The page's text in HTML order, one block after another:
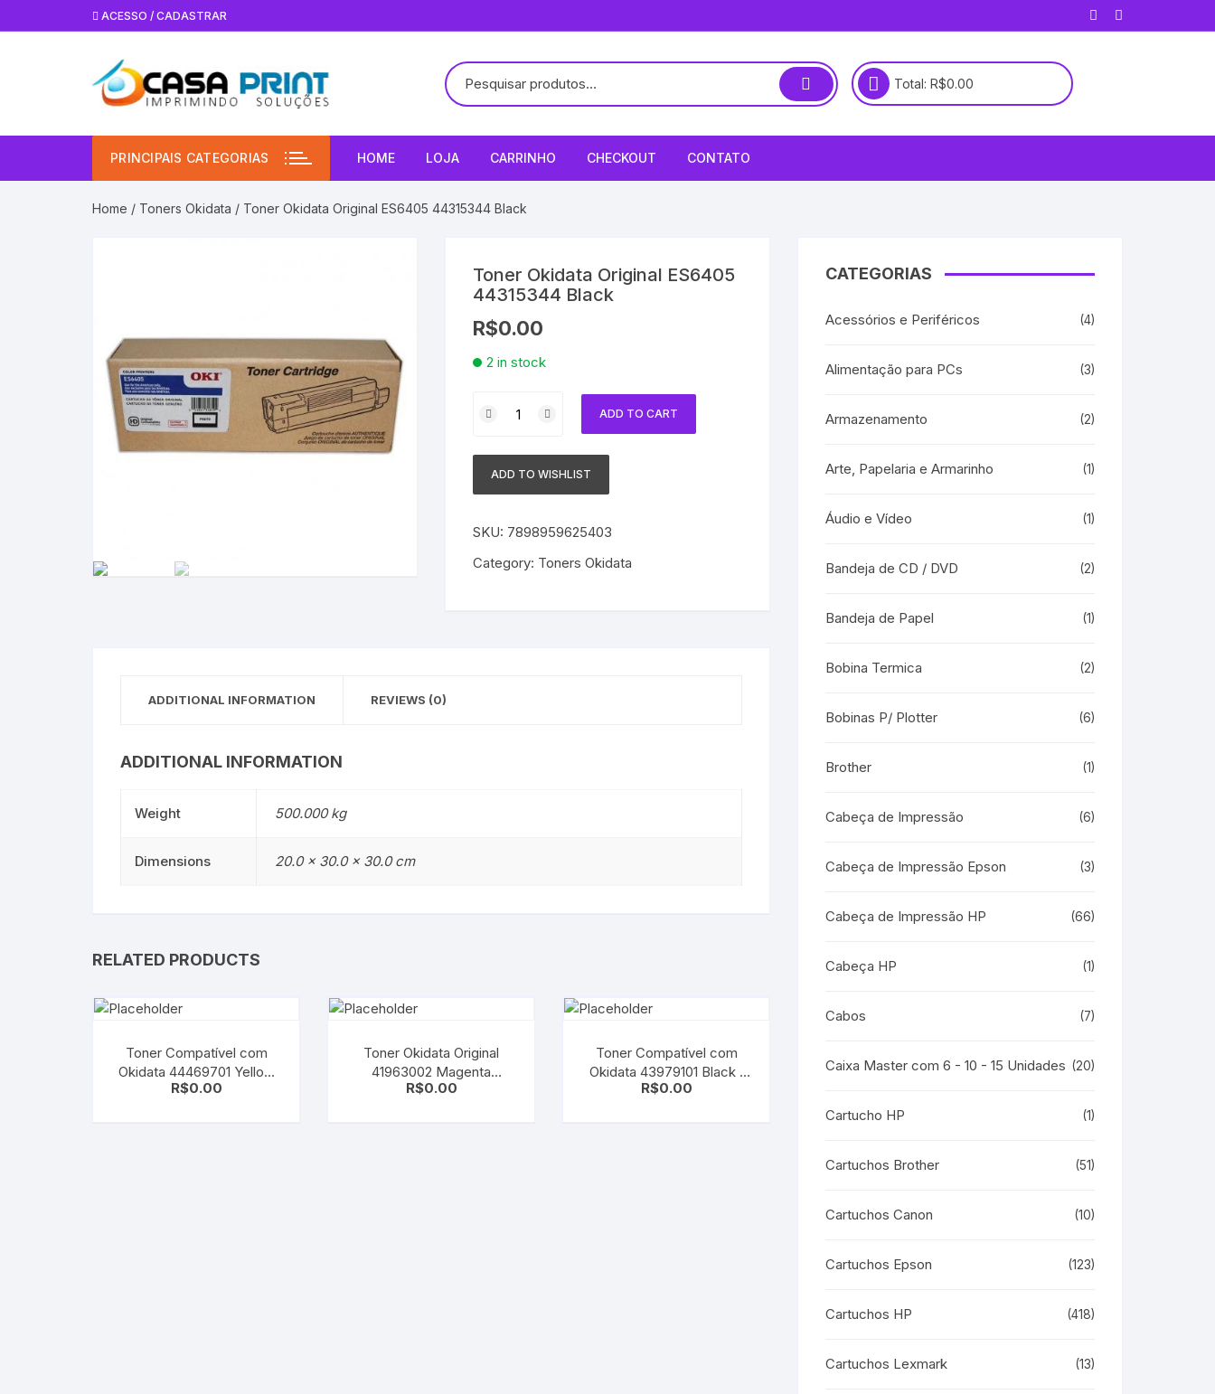
para
ACESSO / CADASTRAR
Total: R$0.00
PRINCIPAIS CATEGORIAS HOME LOJA CARRINHO CHECKOUT CONTATO
Home / Toners Okidata / Toner Okidata Original ES6405 44315344 Black
Toner Okidata Original ES6405
44315344 Black
R$0.00
2 in stock
Okidata
ES6405
quantity
ADD TO CART
ADD TO WISHLIST
SKU: 7898959625403
Category: Toners Okidata
ADDITIONAL INFORMATION REVIEWS (0)
ADDITIONAL INFORMATION
Weight 500.000 kg
Dimensions 20.0 × 30.0 × 30.0 cm
RELATED PRODUCTS
Toner Compatível com
Okidata 44469701 Yellow
C330 | C331 | C530 |
R$0.00
Toner Okidata Original
41963002 Magenta
C7100/7300/C7500/C7350
R$0.00
Toner Compatível com
Okidata 43979101 Black |
B410/B420/B430/MB480
R$0.00
CATEGORIAS
Acessórios e Periféricos (4)
Alimentação para PCs (3)
Armazenamento (2)
Arte, Papelaria e Armarinho (1)
Áudio e Vídeo (1)
Bandeja de CD / DVD (2)
Bandeja de Papel (1)
Bobina Termica (2)
Bobinas P/ Plotter (6)
Brother (1)
Cabeça de Impressão (6)
Cabeça de Impressão Epson (3)
Cabeça de Impressão HP (66)
Cabeça HP (1)
Cabos (7)
Caixa Master com 6 - 10 - 15 Unidades (20)
Cartucho HP (1)
Cartuchos Brother (51)
Cartuchos Canon (10)
Cartuchos Epson (123)
Cartuchos HP (418)
Cartuchos Lexmark (13)